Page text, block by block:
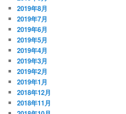
2019年8月
2019年7月
2019年6月
2019年5月
2019年4月
2019年3月
2019年2月
2019年1月
2018年12月
2018年11月